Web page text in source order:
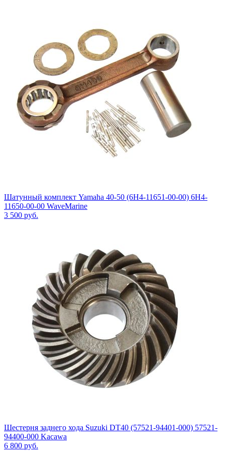
Шатунный комплект Yamaha 40-50 (6H4-11651-00-00) 6H4-
11650-00-00 WaveMarine
3 500 руб.
Шестерня заднего хода Suzuki DT40 (57521-94401-000) 57521-
94400-000 Kacawa
6 800 руб.